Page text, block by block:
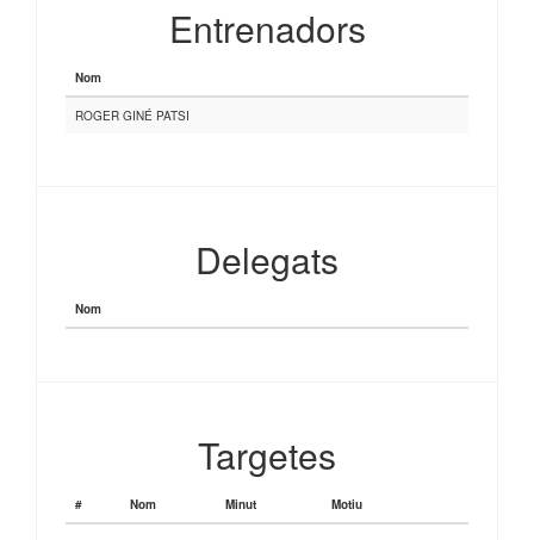
Entrenadors
Nom
ROGER GINÉ PATSI
Delegats
Nom
Targetes
# Nom Minut Motiu